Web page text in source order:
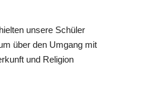
unsere Schüler
über den Umgang mit
und Religion